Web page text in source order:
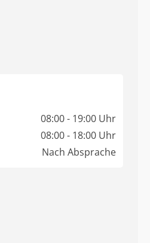
08:00 - 19:00 Uhr
08:00 - 18:00 Uhr
Nach Absprache